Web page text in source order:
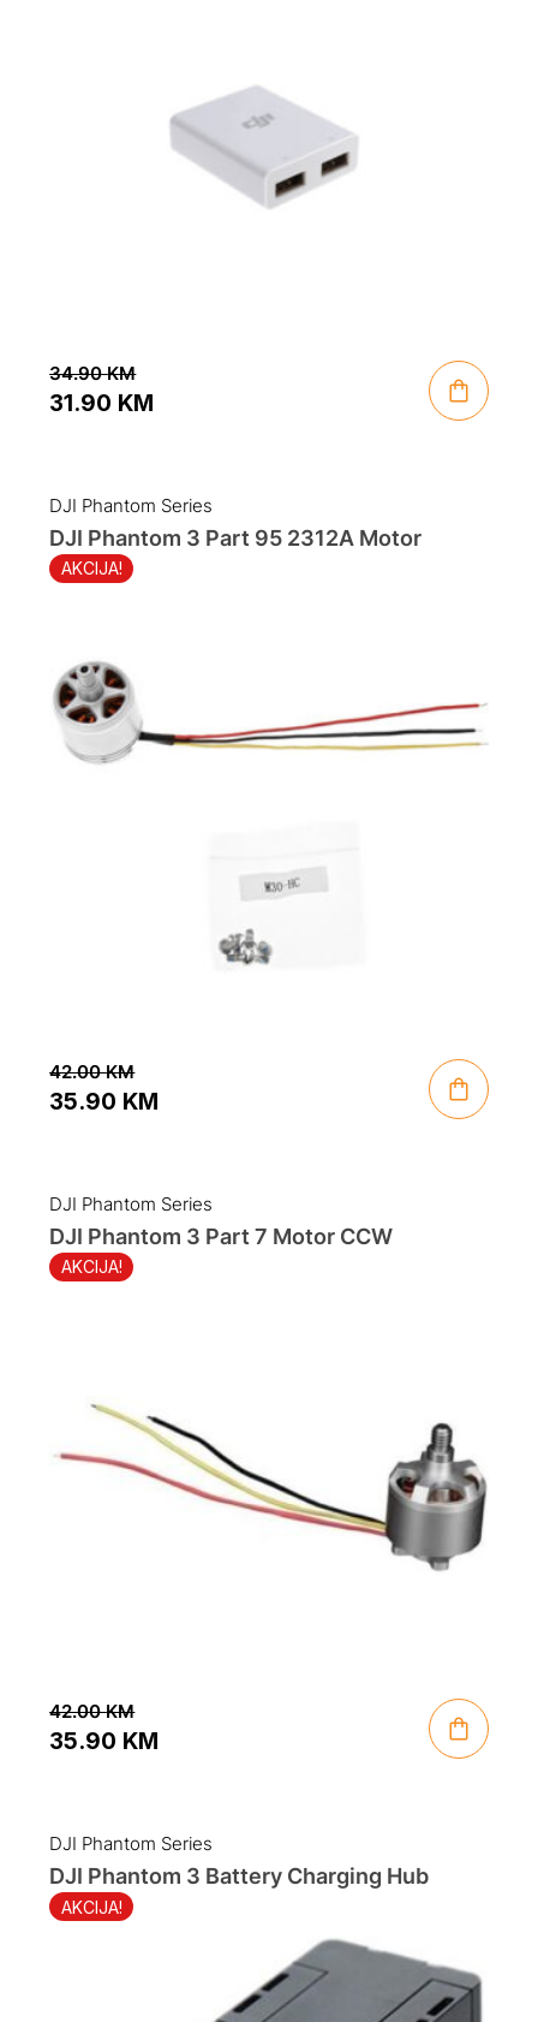
34.90KM
was:
34.90 KM.
31.90 KM
is:
31.90 KM.
DJI Phantom Series
AKCIJA!
DJI Phantom 3 Part 95 2312A Motor
42.00KM
was:
42.00 KM.
35.90 KM
is:
35.90 KM.
DJI Phantom Series
AKCIJA!
DJI Phantom 3 Part 7 Motor CCW
42.00KM
was:
42.00 KM.
35.90 KM
is:
35.90 KM.
DJI Phantom Series
AKCIJA!
DJI Phantom 3 Battery Charging Hub